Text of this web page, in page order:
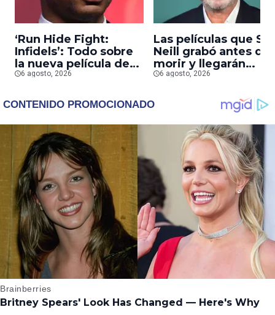
‘Run Hide Fight:
Infidels’: Todo sobre
la nueva película de
Jonathan Majors en la
islamistas radicales
6 agosto, 2026
Las películas que
Neill grabó antes de
morir y llegarán
pronto a salas
6 agosto, 2026